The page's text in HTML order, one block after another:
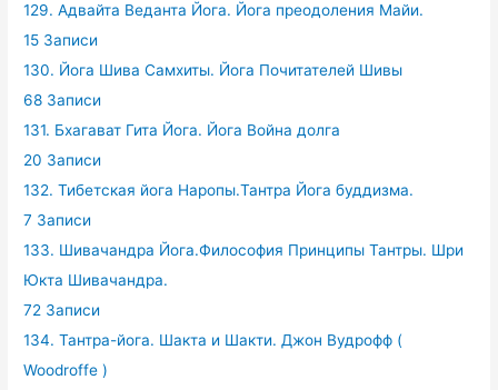
129. Адвайта Веданта Йога. Йога преодоления Майи.
15 Записи
130. Йога Шива Самхиты. Йога Почитателей Шивы
68 Записи
131. Бхагават Гита Йога. Йога Война долга
20 Записи
132. Тибетская йога Наропы.Тантра Йога буддизма.
7 Записи
133. Шивачандра Йога.Философия Принципы Тантры. Шри
Юкта Шивачандра.
72 Записи
134. Тантра-йога. Шакта и Шакти. Джон Вудрофф (
Woodroffe )